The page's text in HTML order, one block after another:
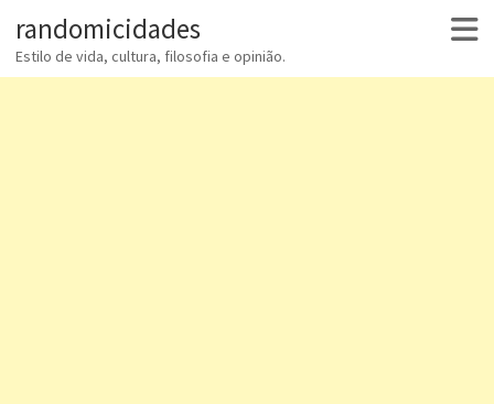
randomicidades
Estilo de vida, cultura, filosofia e opinião.